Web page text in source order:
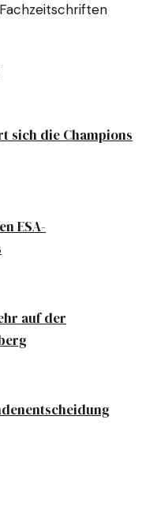
sich die Champions
ESA-
auf der